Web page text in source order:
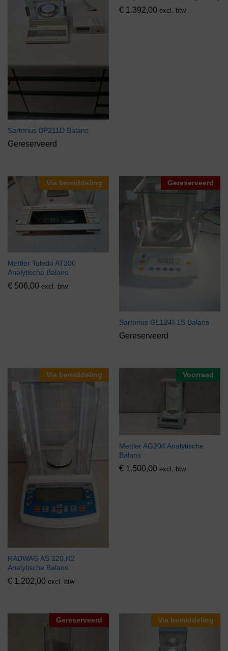
Sartorius BP211D Balans
Gereserveerd
€ 1.392,00 excl. btw
Via bemiddeling
Mettler Toledo AT200
Analytische Balans
€ 506,00 excl. btw
Gereserveerd
Sartorius GL124I-1S Balans
Gereserveerd
Via bemiddeling
RADWAG AS 220.R2
Analytische Balans
€ 1.202,00 excl. btw
Voorraad
Mettler AG204 Analytische
Balans
€ 1.500,00 excl. btw
Gereserveerd Via bemiddeling